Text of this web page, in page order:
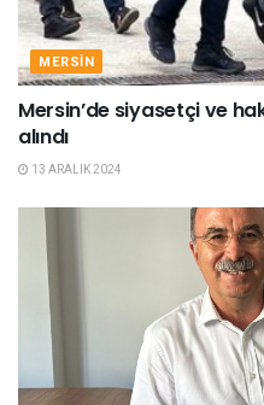
MERSIN
Mersin’de siyasetçi ve
alındı
13 ARALIK 2024